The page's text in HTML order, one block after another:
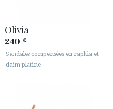
Olivia
240 €
Sandales compensées en raphia et
daim platine